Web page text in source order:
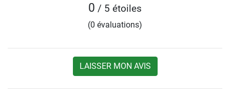
0 / 5 étoiles
(0 évaluations)
LAISSER MON AVIS